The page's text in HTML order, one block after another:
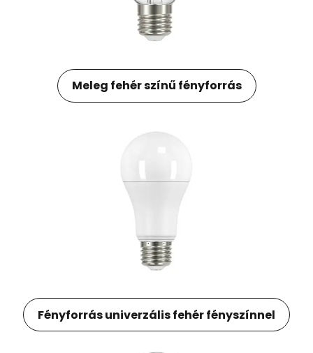
Meleg fehér színű fényforrás
Fényforrás univerzális fehér fényszínnel